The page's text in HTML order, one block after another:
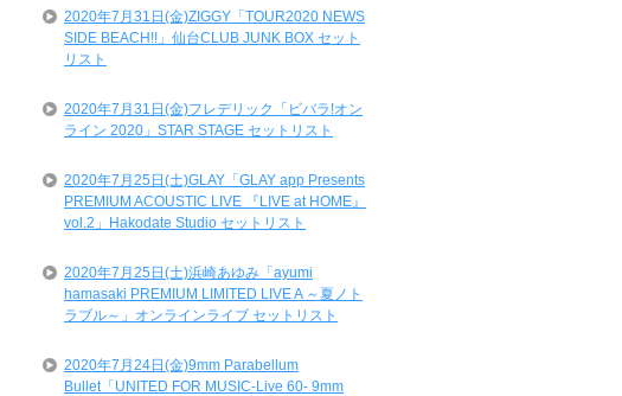
2020年7月31日(金)ZIGGY「TOUR2020 NEWS
SIDE BEACH!!」仙台CLUB JUNK BOX セット
リスト
2020年7月31日(金)フレデリック「ビバラ!オン
ライン 2020」STAR STAGE セットリスト
2020年7月25日(土)GLAY「GLAY app Presents
PREMIUM ACOUSTIC LIVE 『LIVE at HOME』
vol.2」Hakodate Studio セットリスト
2020年7月25日(土)浜崎あゆみ「ayumi
hamasaki PREMIUM LIMITED LIVE A ～夏ノト
ラブル～」オンラインライブ セットリスト
2020年7月24日(金)9mm Parabellum
Bullet「UNITED FOR MUSIC-Live 60- 9mm